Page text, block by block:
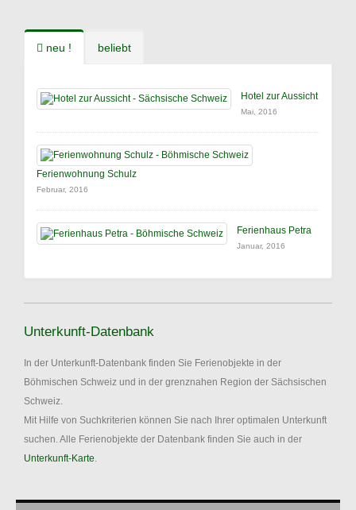
neu ! beliebt
Hotel zur Aussicht
Mai, 2016
Ferienwohnung Schulz
Februar, 2016
Ferienhaus Petra
Januar, 2016
Unterkunft-Datenbank
In der Unterkunft-Datenbank finden Sie Ferienobjekte in der
Böhmischen Schweiz und in der grenznahen Region der Sächsischen
Schweiz.
Mit Hilfe von Suchkriterien können Sie nach Ihrer optimalen Unterkunft
suchen. Alle Ferienobjekte der Datenbank finden Sie auch in der
Unterkunft-Karte.